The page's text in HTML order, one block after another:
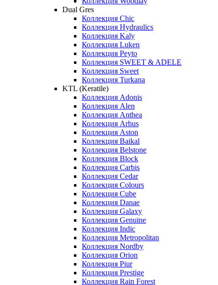
Dual Gres
Коллекция Chic
Коллекция Hydraulics
Коллекция Kaly
Коллекция Luken
Коллекция Peyto
Коллекция SWEET & ADELE
Коллекция Sweet
Коллекция Turkana
KTL (Keratile)
Коллекция Adonis
Коллекция Alen
Коллекция Anthea
Коллекция Arhus
Коллекция Aston
Коллекция Baikal
Коллекция Belstone
Коллекция Block
Коллекция Carbis
Коллекция Cedar
Коллекция Colours
Коллекция Cube
Коллекция Danae
Коллекция Galaxy
Коллекция Genuine
Коллекция Indic
Коллекция Metropolitan
Коллекция Nordby
Коллекция Orion
Коллекция Piur
Коллекция Prestige
Коллекция Rain Forest